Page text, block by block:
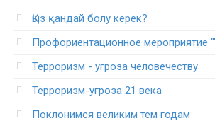
Қыз қандай болу керек?
Профориентационное мероприятие
Терроризм - угроза человечеству
Терроризм-угроза 21 века
Поклонимся великим тем годам